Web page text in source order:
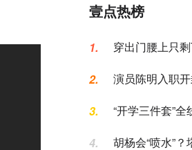
壹点热榜
1.
穿出门腰上只
2.
演员陈明入职
3.
“开学三件套”
4.
胡杨会“喷水”